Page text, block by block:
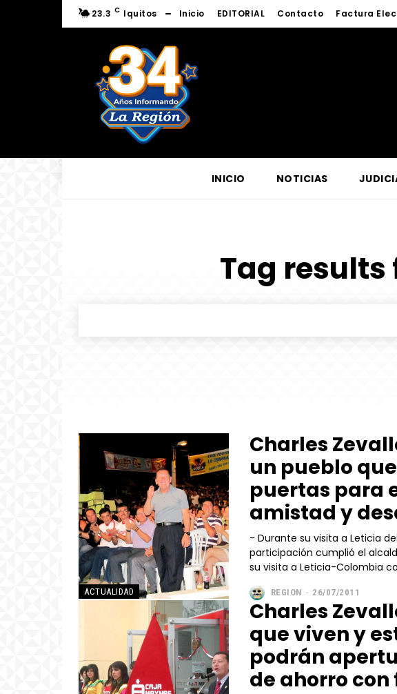
23.3 C Iquitos Inicio EDITORIAL Contacto Factura
INICIO NOTICIAS
Tag results
ACTUALIDAD
Charles
un pueblo
puertas para
amistad y
- Durante su visita a Leticia del 16 al
participación cumplió el
su visita a Leticia-Colombia
REGION - 26/07/2011
Charles
que viven y
podrán
de ahorro